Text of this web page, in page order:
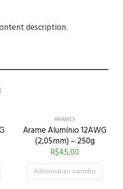
description.
ARAMES
Arame Alumínio 12AWG
(2,05mm) – 250g
R$45,00
Adicionar ao carrinho